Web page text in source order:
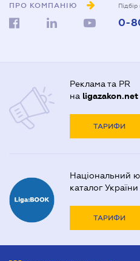
ПРО КОМПАНІЮ
0-
Реклама та PR
на ligazakon.net
ТАРИФИ
Національний
каталог України
ТАРИФИ